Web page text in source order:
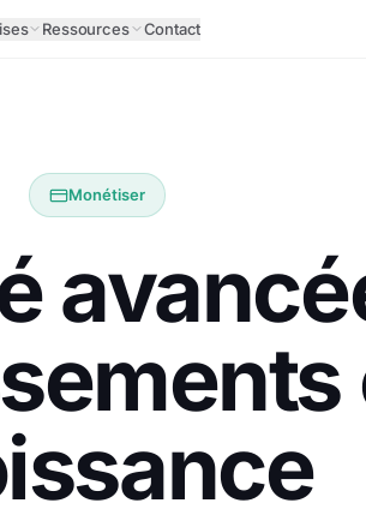
Ressources Contact
Monétiser